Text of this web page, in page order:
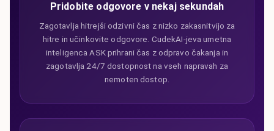
Pridobite odgovore v nekaj sekundah
Zagotavlja hitrejši odzivni čas z nizko zakasnitvijo za
hitre in učinkovite odgovore. CudekAI-jeva umetna
inteligenca ASK prihrani čas z odpravo čakanja in
zagotavlja 24/7 dostopnost na vseh napravah za
nemoten dostop.